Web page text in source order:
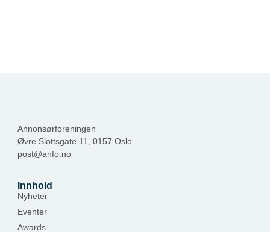
Annonsørforeningen
Øvre Slottsgate 11, 0157 Oslo
post@anfo.no
Innhold
Nyheter
Eventer
Awards